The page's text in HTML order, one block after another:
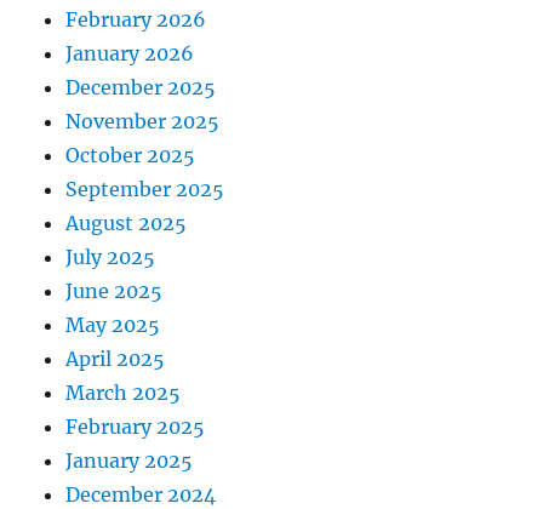
February 2026
January 2026
December 2025
November 2025
October 2025
September 2025
August 2025
July 2025
June 2025
May 2025
April 2025
March 2025
February 2025
January 2025
December 2024